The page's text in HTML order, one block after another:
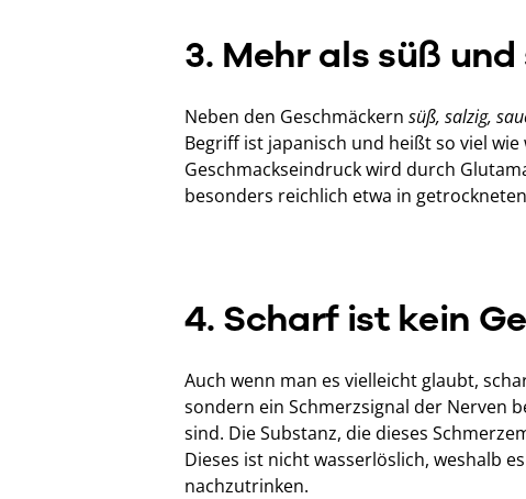
3. Mehr als süß
Neben den Geschmäckern süß, salzig,
Begriff ist japanisch und heißt so viel
Geschmackseindruck wird durch
besonders reichlich etwa in
4. Scharf ist kein
Auch wenn man es vielleicht glaubt,
sondern ein Schmerzsignal der Nerven
sind. Die Substanz, die dieses
Dieses ist nicht wasserlöslich, weshalb
nachzutrinken.